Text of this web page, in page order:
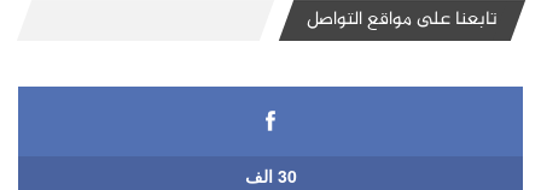
تابعنا على مواقع التواصل
30 الف